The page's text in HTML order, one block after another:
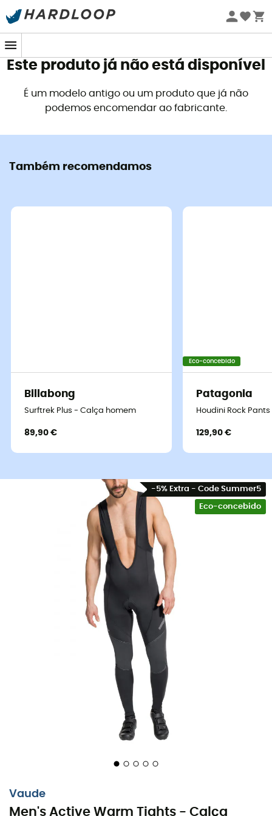
Promoções de verão 🔥 -5% EXTRA a partir de 2 produtos*
Este produto já não está disponível
É um modelo antigo ou um produto que já não
podemos encomendar ao fabricante.
Também recomendamos
Billabong
Surftrek Plus - Calça homem
89,90 €
Eco-concebido
Patagonia
Houdini Rock
129,90 €
-5% Extra - Code Summer5
Eco-concebido
Vaude
Men's Active Warm Tights - Calça
Men's Active Warm Tights é uma
desenvolvida pela marcaVaude, ideal para continuar
praticando seu esporte favorito na meia-estação,
quando as temperaturas diminuem, mas não a sua
Men's Active Warm Tights
material elástico aquecido em quatro direções, um
corte ajustado e um interior em fleece quente e
agradável contra a pele. O diferencial: o
é fabricado de forma ecológica,
cuidando de você e do seu campo de jogo!
Materiais: 94% poliamida - 6% elastano
Complemento - Exterior: 100% poliéster (reciclado)
Membrana: 100% poliuretano
Interior: 100% poliéster (reciclado)
Corte ergonômico
Joelhos pré-moldados